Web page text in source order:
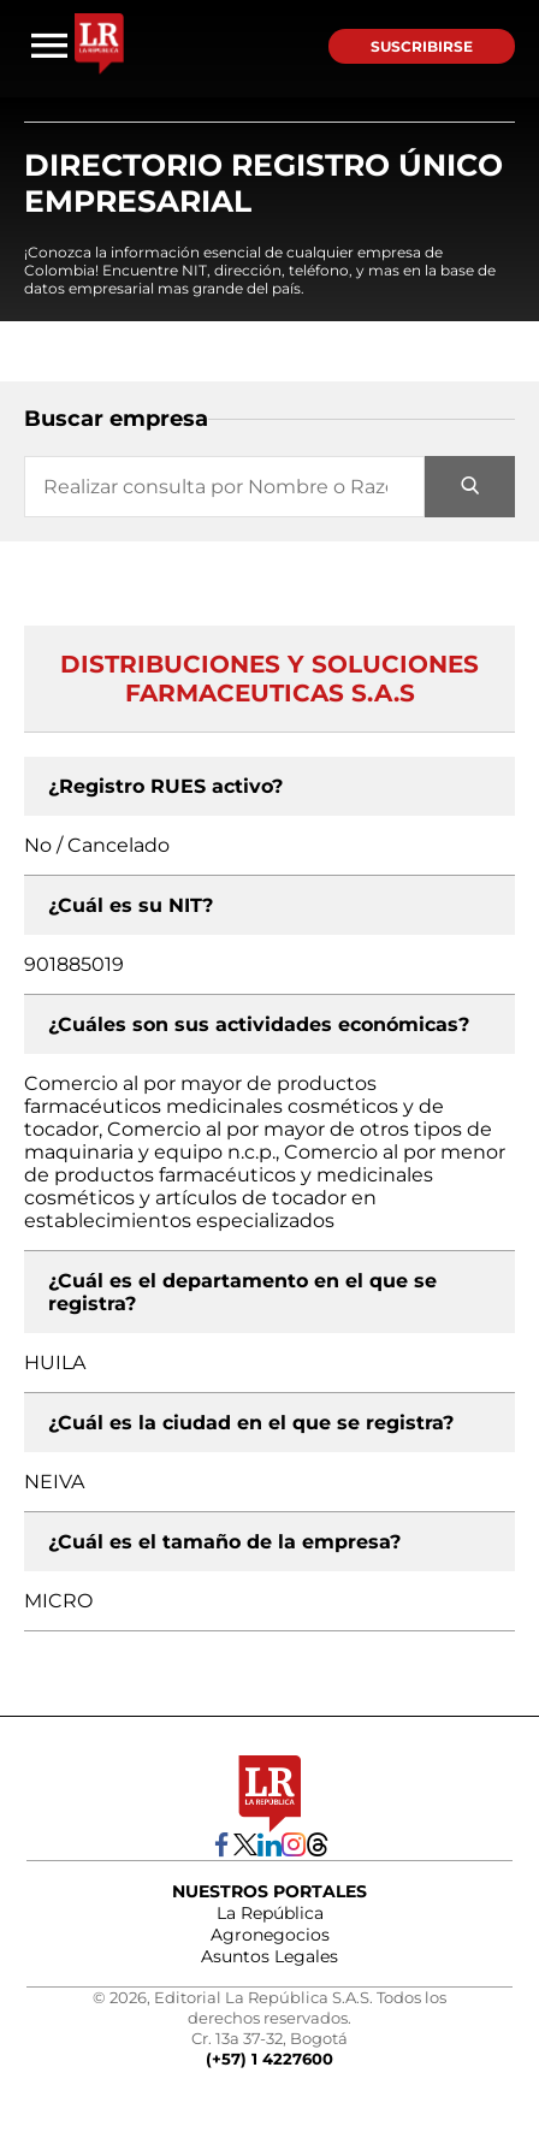
SUSCRIBIRSE
DIRECTORIO REGISTRO ÚNICO
EMPRESARIAL
¡Conozca la información esencial de cualquier empresa de
Colombia! Encuentre NIT, dirección, teléfono, y mas en la base de
datos empresarial mas grande del país.
Buscar empresa
DISTRIBUCIONES Y SOLUCIONES
FARMACEUTICAS S.A.S
¿Registro RUES activo?
No / Cancelado
¿Cuál es su NIT?
901885019
¿Cuáles son sus actividades económicas?
Comercio al por mayor de productos
farmacéuticos medicinales cosméticos y de
tocador, Comercio al por mayor de otros tipos de
maquinaria y equipo n.c.p., Comercio al por menor
de productos farmacéuticos y medicinales
cosméticos y artículos de tocador en
establecimientos especializados
¿Cuál es el departamento en el que se
registra?
HUILA
¿Cuál es la ciudad en el que se registra?
NEIVA
¿Cuál es el tamaño de la empresa?
MICRO
NUESTROS PORTALES
La República
Agronegocios
Asuntos Legales
© 2026, Editorial La República S.A.S. Todos los
derechos reservados.
Cr. 13a 37-32, Bogotá
(+57) 1 4227600